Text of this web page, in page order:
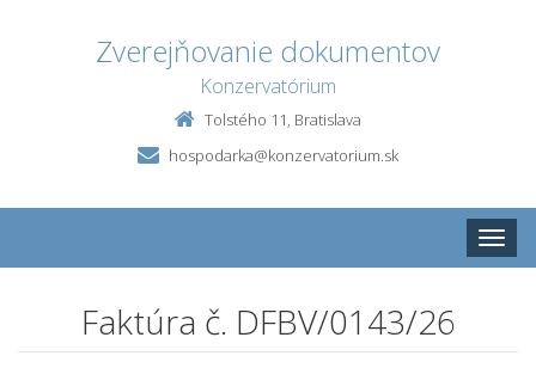
Zverejňovanie dokumentov
Konzervatórium
Tolstého 11, Bratislava
hospodarka@konzervatorium.sk
Toggle
Faktúra č. DFBV/0143/26